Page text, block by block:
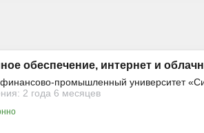
обеспечение, интернет и
промышленный университет
2 года 6 месяцев